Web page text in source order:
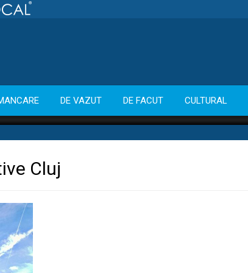
DE VAZUT DE FACUT CULTURAL
Cluj